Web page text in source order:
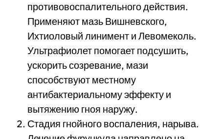
противовоспалительного действия.
Применяют мазь Вишневского,
Ихтиоловый линимент и Левомеколь.
Ультрафиолет помогает подсушить,
ускорить созревание, мази
способствуют местному
антибактериальному эффекту и
вытяжению гноя наружу.
Стадия гнойного воспаления, нарыва.